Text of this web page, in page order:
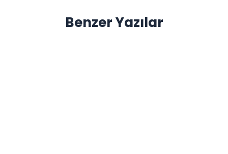
Benzer Yazılar